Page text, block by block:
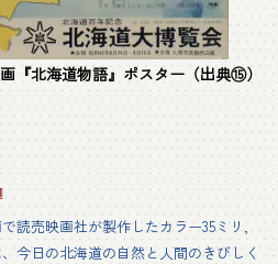
『北海道物語』ポスター（出典⑮）
読売映画社が製作したカラー35ミリ,
今日の北海道の自然と人間のきびしく